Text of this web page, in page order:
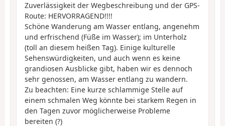
Zuverlässigkeit der Wegbeschreibung und der GPS-
Route: HERVORRAGEND!!!!
Schöne Wanderung am Wasser entlang, angenehm
und erfrischend (Füße im Wasser); im Unterholz
(toll an diesem heißen Tag). Einige kulturelle
Sehenswürdigkeiten, und auch wenn es keine
grandiosen Ausblicke gibt, haben wir es dennoch
sehr genossen, am Wasser entlang zu wandern.
Zu beachten: Eine kurze schlammige Stelle auf
einem schmalen Weg könnte bei starkem Regen in
den Tagen zuvor möglicherweise Probleme
bereiten (?)